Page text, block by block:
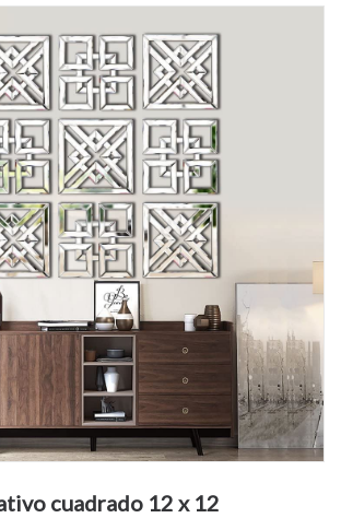
cuadrado 12 x 12